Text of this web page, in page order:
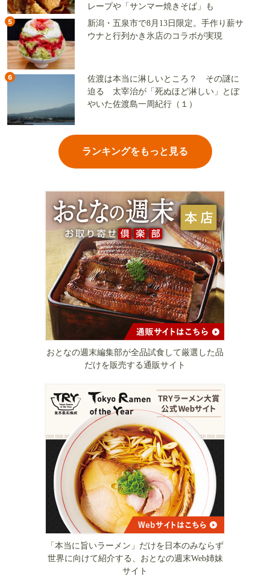
レープや「サンマー焼きそば」も
5
新潟・五泉市で8月13日限定。手作り薪サ
ウナと行列かき氷店のコラボが実現
6
佐渡は本当に淋しいところ？ その謎に
迫る 太宰治が「死ぬほど淋しい」とぼ
やいた佐渡島一周紀行（１）
ランキングをもっと見る
おとなの週末編集部が全品試食して厳選した品
だけを販売する通販サイト
「本当に旨いラーメン」だけを日本のみならず
世界に向けて紹介する、おとなの週末Web姉妹
サイト